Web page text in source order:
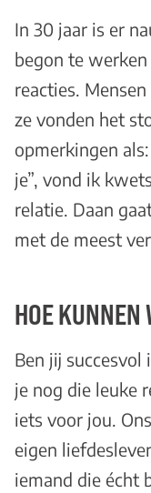
In 30 jaar is er
begon te
reacties.
ze vonden het
opmerkingen
je”, vond ik
relatie. Daan
met de meest
HOE KUNNEN
Ben jij succesvol
je nog die leuke
iets voor jou.
eigen
iemand die écht